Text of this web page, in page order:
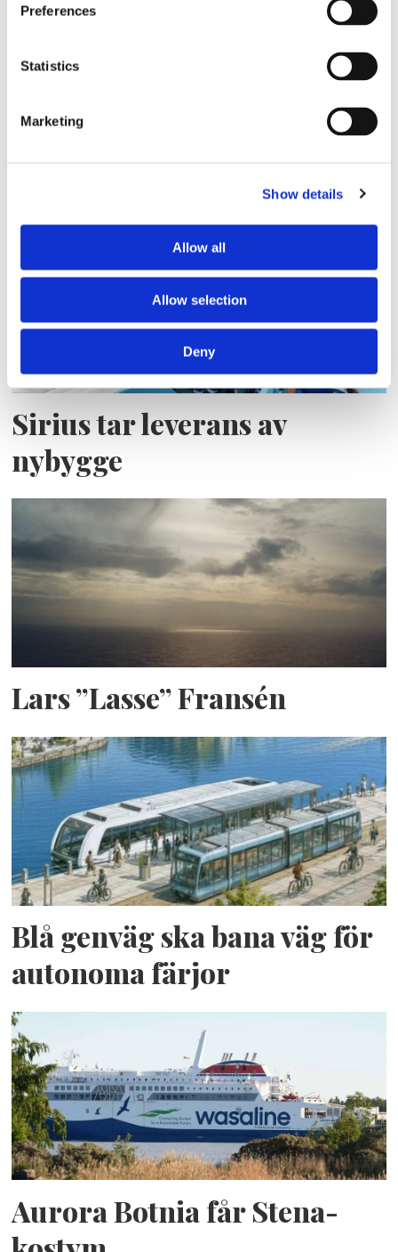
Preferences
Statistics
Marketing
Show details
Allow all
Allow selection
Deny
Storaffären: Kongsberg
Sirius tar leverans av
nybygge
Lars ”Lasse” Fransén
Blå genväg ska bana väg för
autonoma färjor
Aurora Botnia får Stena-